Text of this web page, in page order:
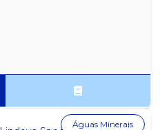
Águas Minerais